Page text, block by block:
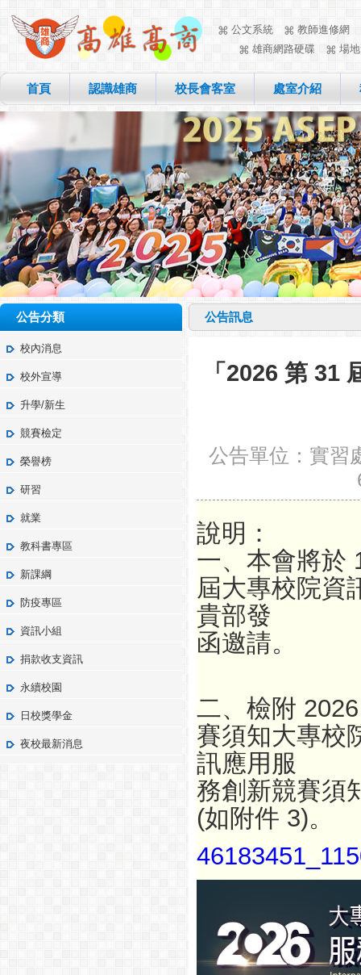
教師進修網
公文系統
場
雄商網路硬碟
首頁 認識雄商 校長會客室 處室介紹
公告分類
校內消息
校外宣導
升學/新生
競賽檢定
榮譽榜
研習
就業
教科書專區
新課綱
防疫專區
資訊小組
捐款收支資訊
永續校園
日校獎學金
夜校最新消息
公告訊息
「2026 第 31
公告單位：實
說明：
一、本會將於
屆大專校院資
貴部發
函邀請。
二、檢附
賽須知大專校
訊應用服
務創新競賽須
(如 附件 3)。